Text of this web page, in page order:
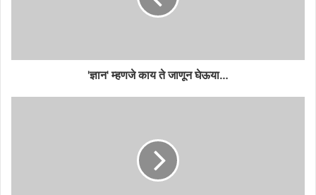
'ज्ञान' म्हणजे काय ते जाणून घेऊया…